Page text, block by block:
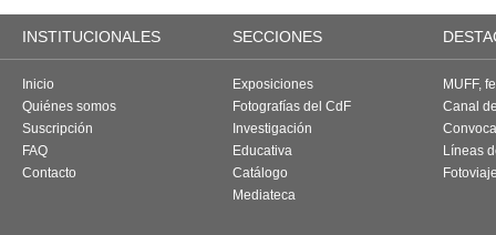
INSTITUCIONALES SECCIONES
Inicio
Quiénes somos
Suscripción
FAQ
Contacto
Exposiciones
Fotografías del CdF
Investigación
Educativa
Catálogo
Mediateca
MUFF,
Canal
Líneas